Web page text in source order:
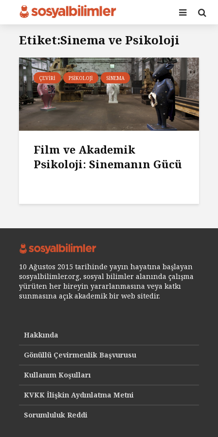
Etiket:Sinema ve Psikoloji
ÇEVIRI PSIKOLOJI SINEMA
Film ve Akademik
Psikoloji: Sinemanın Gücü
10 Ağustos 2015 tarihinde yayın hayatına başlayan
sosyalbilimler.org, sosyal bilimler alanında çalışma
yürüten her bireyin yararlanmasına veya katkı
sunmasına açık akademik bir web sitedir.
Hakkında
Gönüllü Çevirmenlik Başvurusu
Kullanım Koşulları
KVKK İlişkin Aydınlatma Metni
Sorumluluk Reddi